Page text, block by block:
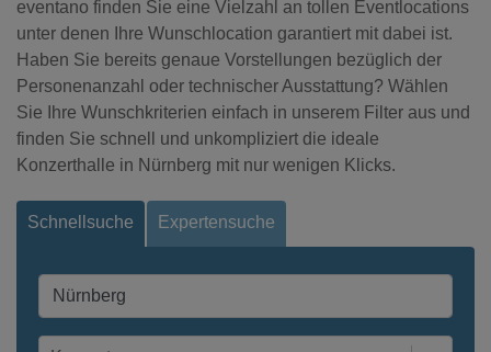
eventano finden Sie eine Vielzahl an tollen Eventlocations
unter denen Ihre Wunschlocation garantiert mit dabei ist.
Haben Sie bereits genaue Vorstellungen bezüglich der
Personenanzahl oder technischer Ausstattung? Wählen
Sie Ihre Wunschkriterien einfach in unserem Filter aus und
finden Sie schnell und unkompliziert die ideale
Konzerthalle in Nürnberg mit nur wenigen Klicks.
Schnellsuche Expertensuche